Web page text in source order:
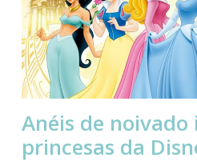
Anéis de
princesas da